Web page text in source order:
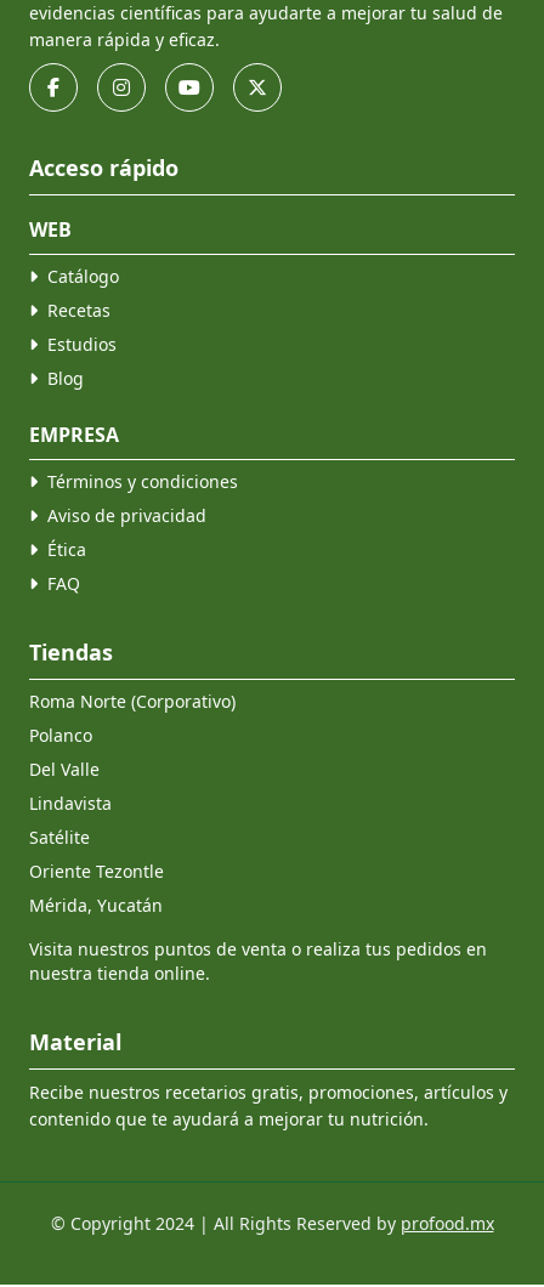
evidencias científicas para ayudarte a mejorar tu salud de
manera rápida y eficaz.
Acceso rápido
WEB
Catálogo
Recetas
Estudios
Blog
EMPRESA
Términos y condiciones
Aviso de privacidad
Ética
FAQ
Tiendas
Roma Norte (Corporativo)
Polanco
Del Valle
Lindavista
Satélite
Oriente Tezontle
Mérida, Yucatán
Visita nuestros puntos de venta o realiza tus pedidos en
nuestra tienda online.
Material
Recibe nuestros recetarios gratis, promociones, artículos y
contenido que te ayudará a mejorar tu nutrición.
© Copyright 2024 | All Rights Reserved by profood.mx